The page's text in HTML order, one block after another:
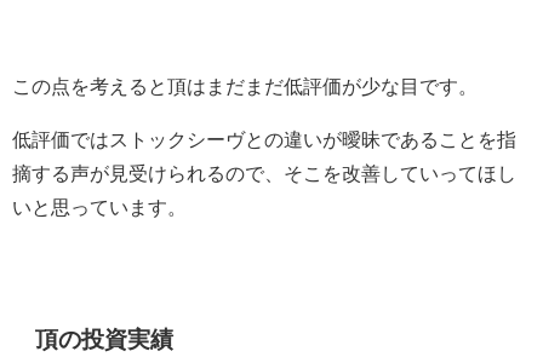
この点を考えると頂はまだまだ低評価が少な目です。
低評価ではストックシーヴとの違いが曖昧であることを指
摘する声が見受けられるので、そこを改善していってほし
いと思っています。
頂の投資実績